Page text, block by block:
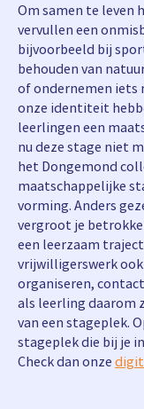
Om samen te leven
vervullen een
bijvoorbeeld bij
behouden van
of ondernemen iets
onze identiteit
leerlingen een
nu deze stage niet
het Dongemond
maatschappelijke
vorming. Anders
vergroot je
een leerzaam
vrijwilligerswerk
organiseren,
als leerling daarom
van een stageplek.
stageplek die bij je
Check dan onze